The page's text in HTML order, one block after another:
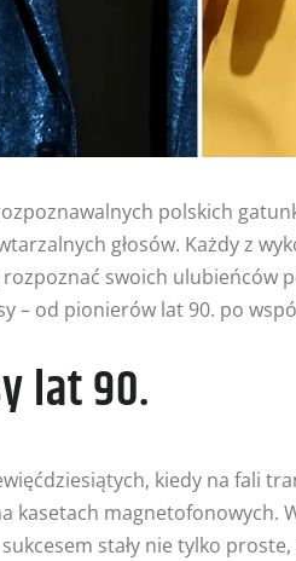
polskich
głosów. Każdy z
swoich ulubieńców
– od pionierów lat 90. po
lat 90.
kiedy na fali
kasetach magnetofonowych.
stały nie tylko